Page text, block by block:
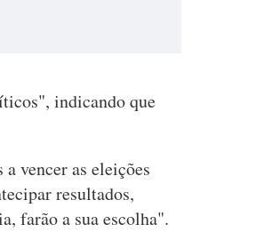
indicando que
vencer as eleições
resultados,
farão a sua escolha".